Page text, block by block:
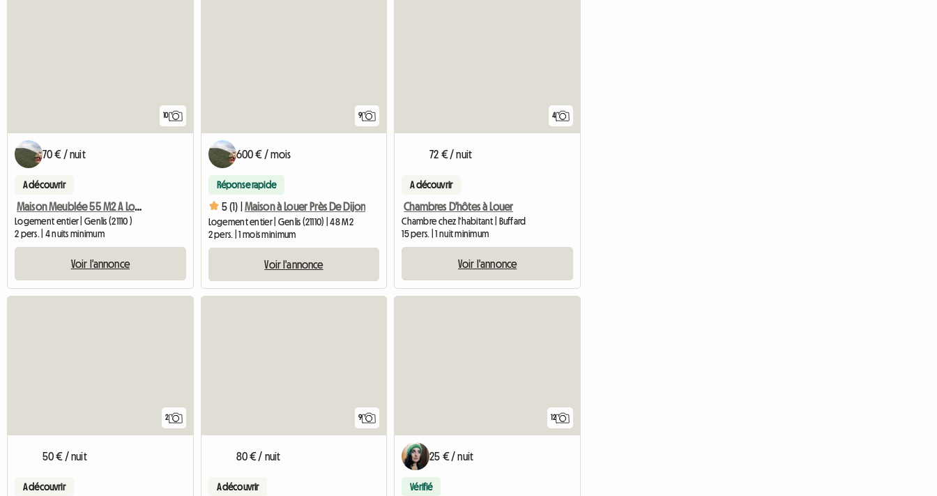
10
70 € / nuit
A découvrir
Maison Meublée 55 M2 A Louer Près Dijon
Logement entier | Genlis (21110 )
2 pers. | 4 nuits minimum
Voir l'annonce
9
600 € / mois
Réponse rapide
5 (1) | Maison à Louer Près De Dijon
Logement entier | Genlis (21110) | 48 M2
2 pers. | 1 mois minimum
Voir l'annonce
4
72 € / nuit
A découvrir
Chambres D'hôtes à Louer
Chambre chez l'habitant | Buffard
15 pers. | 1 nuit minimum
Voir l'annonce
2
50 € / nuit
A découvrir
9
80 € / nuit
A découvrir
12
25 € / nuit
Vérifié